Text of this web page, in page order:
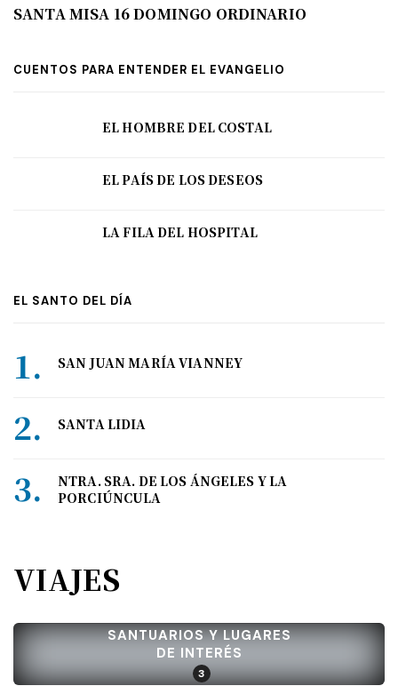
SANTA MISA 16 DOMINGO ORDINARIO
CUENTOS PARA ENTENDER EL EVANGELIO
EL HOMBRE DEL COSTAL
EL PAÍS DE LOS DESEOS
LA FILA DEL HOSPITAL
EL SANTO DEL DÍA
SAN JUAN MARÍA VIANNEY
SANTA LIDIA
NTRA. SRA. DE LOS ÁNGELES Y LA
PORCIÚNCULA
VIAJES
SANTUARIOS Y LUGARES
DE INTERÉS
3